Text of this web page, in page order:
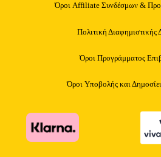
Όροι Affiliate Συνδέσμων &
Πολιτική Διαφημιστικής
Όροι Προγράμματος
Όροι Υποβολής και